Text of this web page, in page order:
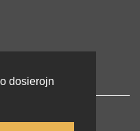
dosierojn